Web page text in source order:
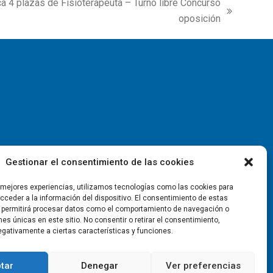
Gestionar el consentimiento de las cookies
experiencias, utilizamos tecnologías como las cookies para
a la información del dispositivo. El consentimiento de estas
procesar datos como el comportamiento de navegación o
únicas en este sitio. No consentir o retirar el consentimiento,
a ciertas características y funciones.
Denegar Ver preferencias
4 plazas de Fisioterapeuta – Turno libre Concurso
oposición